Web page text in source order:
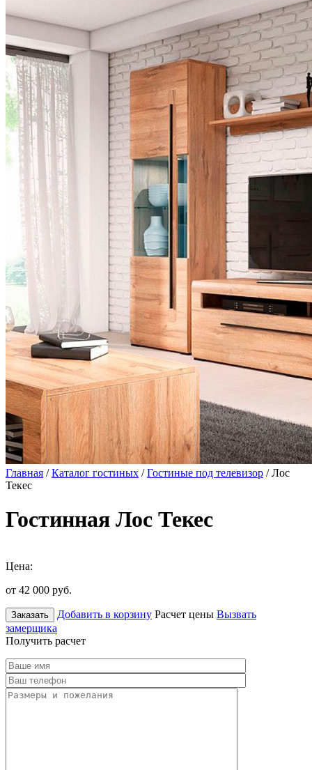
Главная /Каталог гостиных /Гостиные под телевизор / Лос
Текес
Гостинная Лос Текес
Цена:
от 42 000 руб.
Заказать Добавить в корзину Расчет цены Вызвать
замерщика
Получить расчет